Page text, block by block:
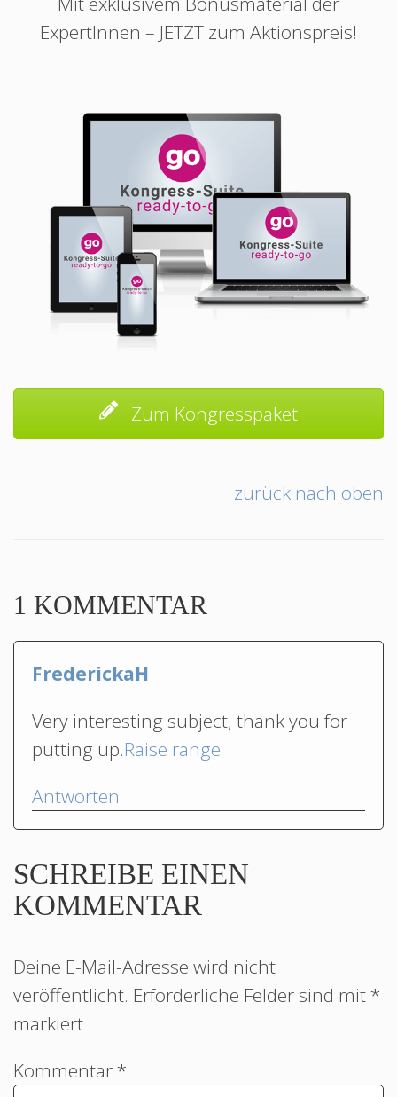
ExpertInnen – JETZT zum Aktionspreis!
Zum Kongresspaket
zurück nach oben
1 KOMMENTAR
FrederickaH
Very interesting subject, thank you for
putting up.Raise range
Antworten
SCHREIBE EINEN
KOMMENTAR
Deine E-Mail-Adresse wird nicht
veröffentlicht. Erforderliche Felder sind mit*
markiert
Kommentar*